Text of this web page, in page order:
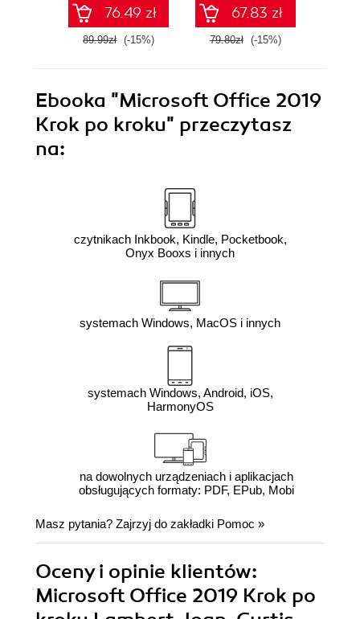
76.49 zł
89.99zł (-15%)
67.83 zł
79.80zł (-15%)
Ebooka "Microsoft Office 2019
Krok po kroku" przeczytasz
na:
czytnikach Inkbook, Kindle, Pocketbook,
Onyx Booxs i innych
systemach Windows, MacOS i innych
systemach Windows, Android, iOS,
HarmonyOS
na dowolnych urządzeniach i aplikacjach
obsługujących formaty: PDF, EPub, Mobi
Masz pytania? Zajrzyj do zakładki Pomoc »
Oceny i opinie klientów:
Microsoft Office 2019 Krok po